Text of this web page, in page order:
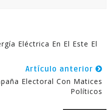
Eléctrica En El Este El
Artículo anterior
Electoral Con Matices
Políticos